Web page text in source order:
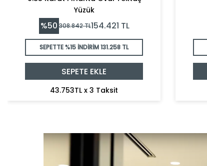
Yüzük
%50 308.842TL154.421 TL
SEPETTE %15 İNDİRİM131.258 TL
SEPETE EKLE
43.753TL x 3 Taksit